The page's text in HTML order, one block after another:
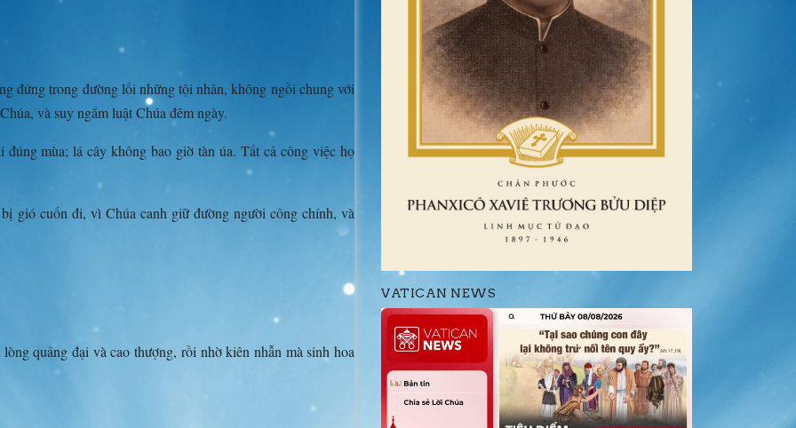
đứng trong đường lối những tội nhân, không ngồi chung với
và suy ngắm luật Chúa đêm ngày.
mùa; lá cây không bao giờ tàn úa. Tất cả công việc họ
gió cuốn đi, vì Chúa canh giữ đường người công chính, và
quảng đại và cao thượng, rồi nhờ kiên nhẫn mà sinh hoa
VATICAN NEWS